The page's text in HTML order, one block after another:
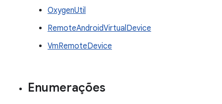
OxygenUtil
RemoteAndroidVirtualDevice
VmRemoteDevice
Enumerações